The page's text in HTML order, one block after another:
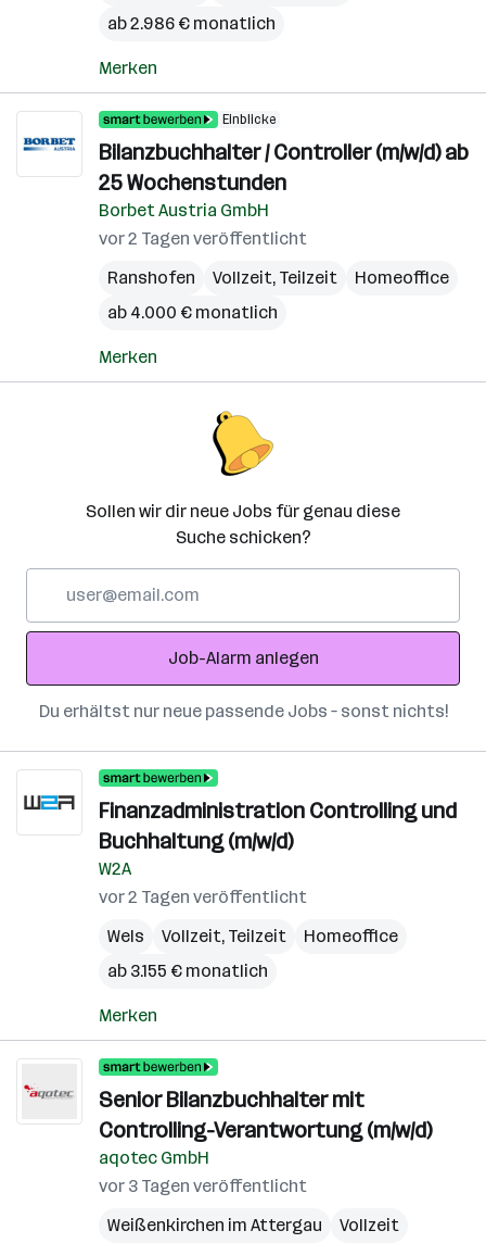
ab 2.986 € monatlich
Merken
Einblicke
Bilanzbuchhalter / Controller (m/w/d) ab
25 Wochenstunden
Borbet Austria GmbH
vor 2 Tagen veröffentlicht
Ranshofen
Vollzeit, Teilzeit
Homeoffice
ab 4.000 € monatlich
Merken
Sollen wir dir neue Jobs für genau diese
Suche schicken?
Adresse
Job-Alarm anlegen
Du erhältst nur neue passende Jobs – sonst nichts!
Finanzadministration Controlling und
Buchhaltung (m/w/d)
W2A
vor 2 Tagen veröffentlicht
Wels
Vollzeit, Teilzeit
Homeoffice
ab 3.155 € monatlich
Merken
Senior Bilanzbuchhalter mit
Controlling-Verantwortung (m/w/d)
aqotec GmbH
vor 3 Tagen veröffentlicht
Weißenkirchen im Attergau
Vollzeit